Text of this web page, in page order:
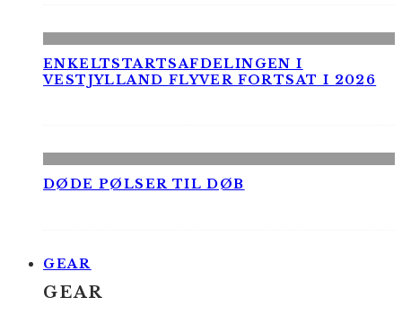
ENKELTSTARTSAFDELINGEN I
VESTJYLLAND FLYVER FORTSAT I 2026
DØDE PØLSER TIL DØB
GEAR
GEAR